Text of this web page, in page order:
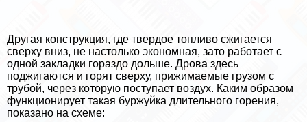
Другая конструкция, где твердое топливо сжигается
сверху вниз, не настолько экономная, зато работает с
одной закладки гораздо дольше. Дрова здесь
поджигаются и горят сверху, прижимаемые грузом с
трубой, через которую поступает воздух. Каким образом
функционирует такая буржуйка длительного горения,
показано на схеме: